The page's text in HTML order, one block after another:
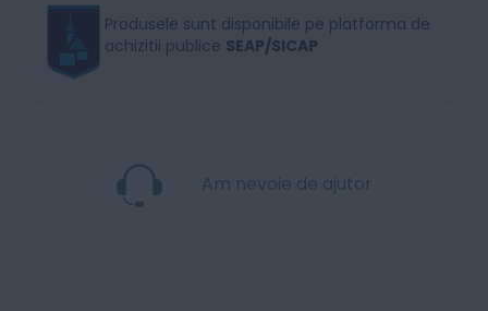
Produsele sunt disponibile pe platforma de
achizitii publice SEAP/SICAP
Am nevoie de ajutor